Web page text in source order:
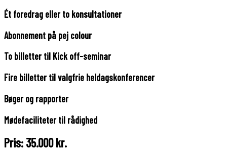
Ét foredrag eller to konsultationer
Abonnement på pej colour
To billetter til Kick off-seminar
Fire billetter til valgfrie heldagskonferencer
Bøger og rapporter
Mødefaciliteter til rådighed
Pris: 35.000 kr.